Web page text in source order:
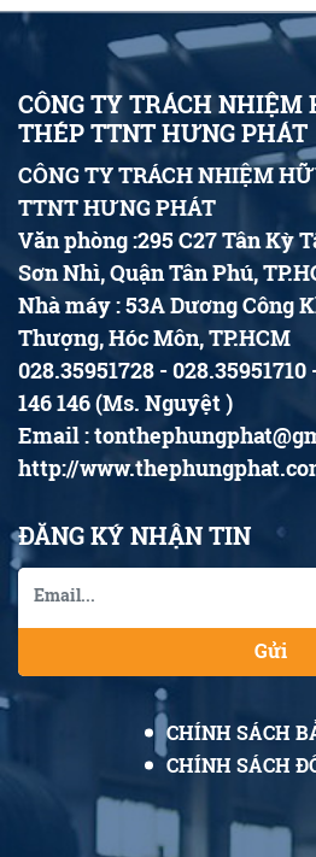
CÔNG TY TRÁCH NHIỆM
THÉP TTNT HƯNG PHÁT
CÔNG TY TRÁCH NHIỆM
TTNT HƯNG PHÁT
Văn phòng :295 C27 Tân Kỳ
Sơn Nhì, Quận Tân Phú,
Nhà máy : 53A Dương Công
Thượng, Hóc Môn, TP.HCM
028.35951728 -
146 146 (Ms. Nguyệt )
Email :
http://
ĐĂNG KÝ NHẬN TIN
Gửi
CHÍNH SÁCH
CHÍNH SÁCH